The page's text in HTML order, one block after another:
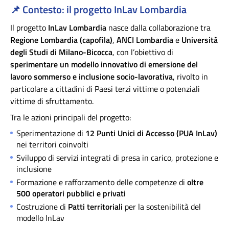
📌Contesto: il progetto InLav Lombardia
Il progetto InLav Lombardia nasce dalla collaborazione tra
Regione Lombardia (capofila), ANCI Lombardiae Università
degli Studi di Milano-Bicocca, con l’obiettivo di
sperimentare un modello innovativo di emersione del
lavoro sommerso e inclusione socio-lavorativa, rivolto in
particolare a cittadini di Paesi terzi vittime o potenziali
vittime di sfruttamento.
Tra le azioni principali del progetto:
Sperimentazione di 12 Punti Unici di Accesso (PUA InLav)
nei territori coinvolti
Sviluppo di servizi integrati di presa in carico, protezione e
inclusione
Formazione e rafforzamento delle competenze di oltre
500 operatori pubblici e privati
Costruzione di Patti territoriali per la sostenibilità del
modello InLav